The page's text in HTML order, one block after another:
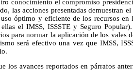
conocimiento el compromiso
las acciones presentadas demuestran
óptimo y eficiente de los recursos en
el IMSS, ISSSTE y Seguro
para normar la aplicación de los vales
será efectivo una vez que IMSS,
los avances reportados en párrafos